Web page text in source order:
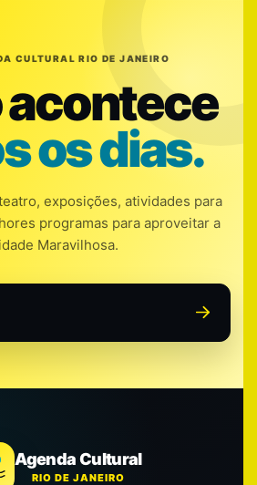
CULTURAL RIO DE JANEIRO
acontece
os dias.
exposições, atividades para
programas para aproveitar a
Maravilhosa.
Agenda Cultural
RIO DE JANEIRO